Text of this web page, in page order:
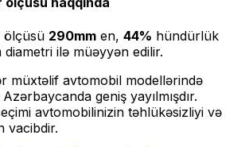
ölçüsü 290mm en, 44% hündürlük
diametri ilə müəyyən edilir.
müxtəlif avtomobil modellərində
geniş yayılmışdır.
avtomobilinizin təhlükəsizliyi və
vacibdir.